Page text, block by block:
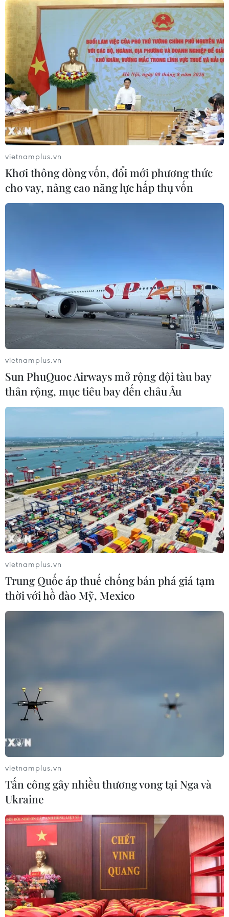
TIN CÙNG CHUYÊN MỤC
Hơn 800 vận động viên trẻ Việt Nam-
Trung Quốc giao lưu tại Bằng Tường
10/08/2026 15:54
Đẩy mạnh hợp tác Việt Nam-Đức
trong lĩnh vực xuất bản giáo dục
10/08/2026 14:58
Bộ Y tế: Siết quản lý y, dược cổ
truyền, ngăn hàng giả, thuốc kém
vietnamplus.vn
Khơi thông dòng vốn, đổi mới phương thức
cho vay, nâng cao năng lực hấp thụ vốn
vietnamplus.vn
Sun PhuQuoc Airways mở rộng đội tàu bay
thân rộng, mục tiêu bay đến châu Âu
vietnamplus.vn
Trung Quốc áp thuế chống bán phá giá tạm
thời với hồ đào Mỹ, Mexico
vietnamplus.vn
Tấn công gây nhiều thương vong tại Nga và
Ukraine